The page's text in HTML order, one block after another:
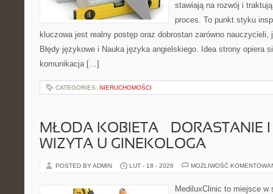
stawiają na rozwój i
proces. To punkt styku
kluczowa jest realny postęp oraz dobrostan zarówno
Błędy językowe i Nauka języka angielskiego. Idea strony opiera
komunikacja […]
CATEGORIES: NIERUCHOMOŚCI
MŁODA KOBIETA – DORASTANIE
WIZYTA U GINEKOLOGA
POSTED BY ADMIN LUT - 18 - 2026 MOŻLIWOŚĆ
MediluxClinic to miejsce